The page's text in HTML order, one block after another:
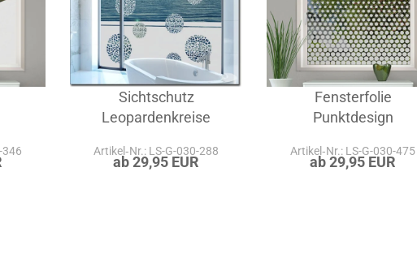
346
Sichtschutz
Leopardenkreise
Artikel‑Nr.: LS-G-030-288
ab 29,95 EUR
Fensterfolie
Punktdesign
Artikel‑Nr.: LS-G-030-475
ab 29,95 EUR